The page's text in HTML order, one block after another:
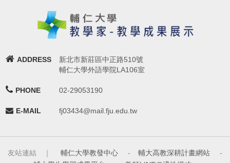
ADDRESS
新北市新莊區中正路510號
輔仁大學外語學院LA106室
PHONE 02-29053190
E-MAIL fj03434@mail.fju.edu.tw
友站連結 ｜ 輔仁大學教發中心 - 輔大高教深耕計畫網站
-